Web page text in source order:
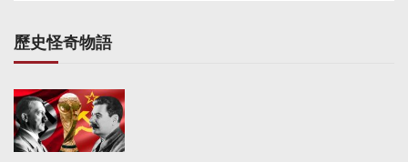
歷史怪奇物語